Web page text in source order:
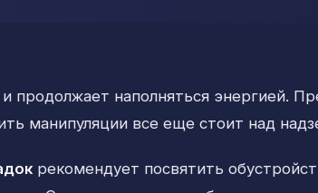
продолжает наполняться энергией.
манипуляции все еще стоит над
рекомендует посвятить